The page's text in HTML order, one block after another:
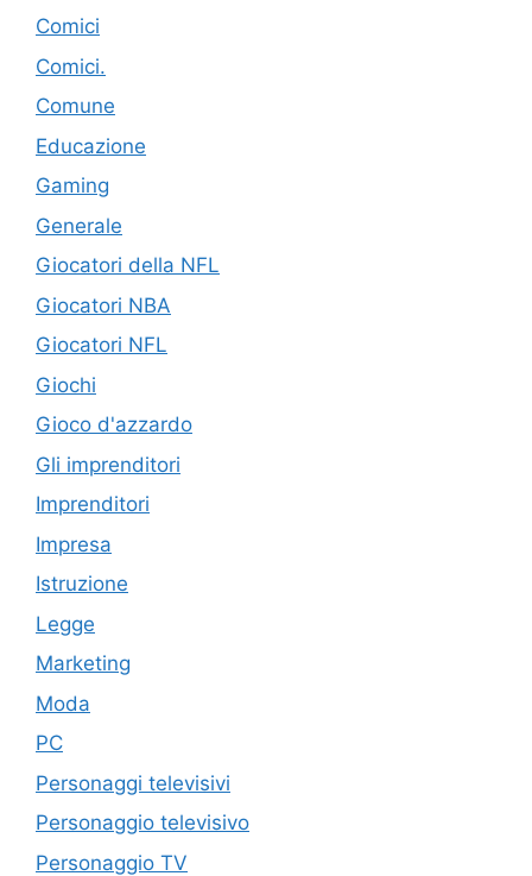
Comici
Comici.
Comune
Educazione
Gaming
Generale
Giocatori della NFL
Giocatori NBA
Giocatori NFL
Giochi
Gioco d'azzardo
Gli imprenditori
Imprenditori
Impresa
Istruzione
Legge
Marketing
Moda
PC
Personaggi televisivi
Personaggio televisivo
Personaggio TV